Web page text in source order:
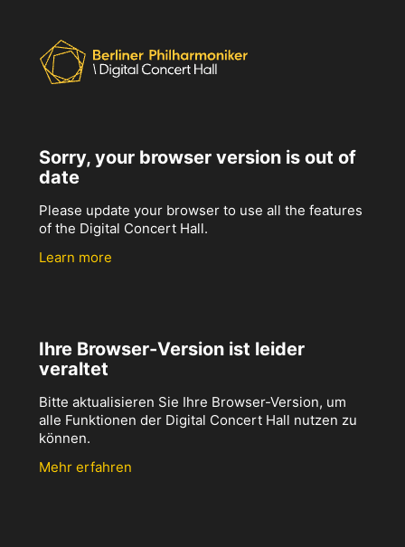
Sorry, your browser version is out of
date
Please update your browser to use all the features
of the Digital Concert Hall.
Learn more
Ihre Browser-Version ist leider
veraltet
Bitte aktualisieren Sie Ihre Browser-Version, um
alle Funktionen der Digital Concert Hall nutzen zu
können.
Mehr erfahren